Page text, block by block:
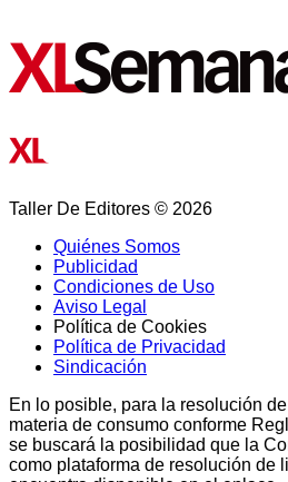
Taller De Editores © 2026
Quiénes Somos
Publicidad
Condiciones de Uso
Aviso Legal
Política de Cookies
Política de Privacidad
Sindicación
En lo posible, para la resolución
materia de consumo conforme
se buscará la posibilidad que la
como plataforma de resolución de